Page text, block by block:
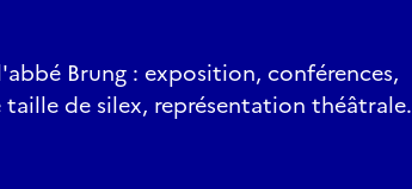
Brung : exposition, conférences,
de silex, représentation théâtrale.